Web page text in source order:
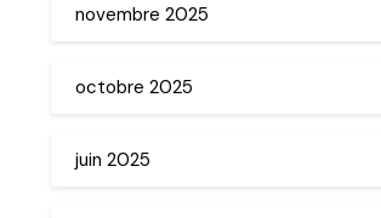
novembre 2025
octobre 2025
juin 2025